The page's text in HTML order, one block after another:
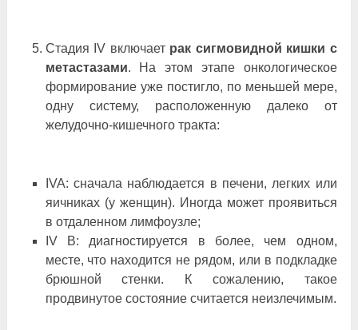
Стадия IV включает рак сигмовидной кишки с
метастазами. На этом этапе онкологическое
формирование уже постигло, по меньшей мере,
одну систему, расположенную далеко от
желудочно-кишечного тракта:
IVA: сначала наблюдается в печени, легких или
яичниках (у женщин). Иногда может проявиться
в отдаленном лимфоузле;
IV B: диагностируется в более, чем одном,
месте, что находится не рядом, или в подкладке
брюшной стенки. К сожалению, такое
продвинутое состояние считается неизлечимым.